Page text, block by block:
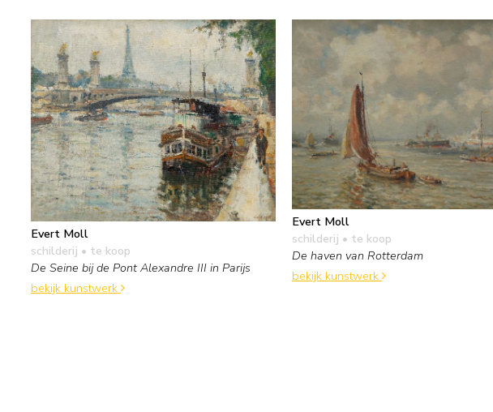
Evert Moll
schilderij • te koop
De Seine bij de Pont Alexandre III in Parijs
bekijk kunstwerk
Evert Moll
schilderij • te koop
De haven van Rotterdam
bekijk kunstwerk